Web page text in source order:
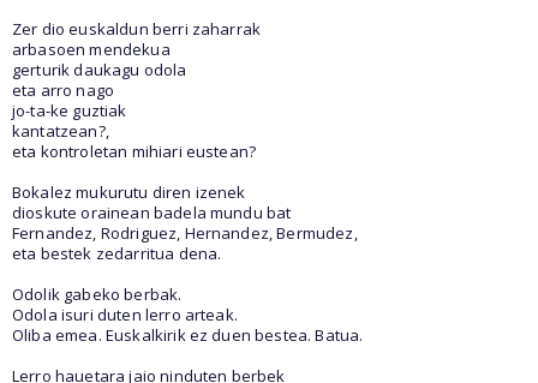
Zer dio euskaldun berri zaharrak
arbasoen mendekua
gerturik daukagu odola
eta arro nago
jo-ta-ke guztiak
kantatzean?,
eta kontroletan mihiari eustean?
Bokalez mukurutu diren izenek
dioskute orainean badela mundu bat
Fernandez, Rodriguez, Hernandez, Bermudez,
eta bestek zedarritua dena.
Odolik gabeko berbak.
Odola isuri duten lerro arteak.
Oliba emea. Euskalkirik ez duen bestea. Batua.
Lerro hauetara jaio ninduten berbek